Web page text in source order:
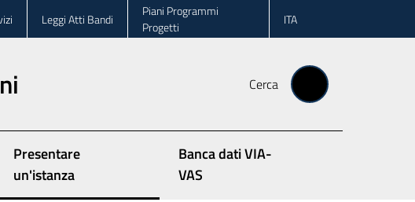
Leggi Atti Bandi
Piani Programmi
Progetti
ITA
Cerca
Presentare
un'istanza
Menu selezionato
Banca dati VIA-
VAS